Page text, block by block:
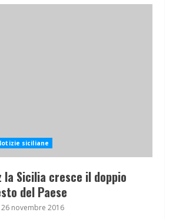
siciliane
la Sicilia cresce il doppio
del Paese
26 novembre 2016